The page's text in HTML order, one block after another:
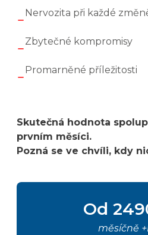
Nervozita při každé
Zbytečné kompromisy
Promarněné příležitosti
Skutečná hodnota
prvním měsíci.
Pozná se ve chvíli, kdy
Od
měsíčně